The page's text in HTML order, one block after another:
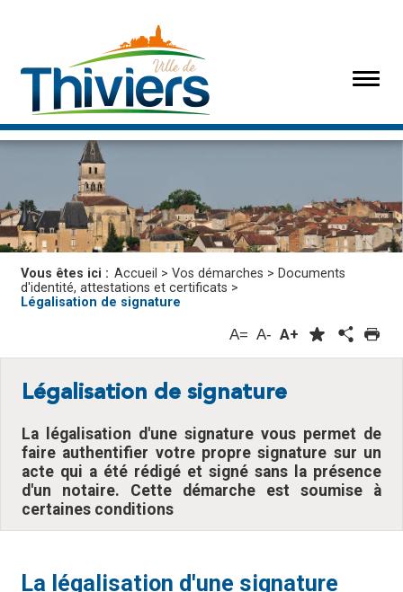
Vous êtes ici : Accueil > Vos démarches > Documents
d'identité, attestations et certificats >
Légalisation de signature
A= A- A+
Légalisation de signature
La légalisation d'une signature vous permet de
faire authentifier votre propre signature sur un
acte qui a été rédigé et signé sans la présence
d'un notaire. Cette démarche est soumise à
certaines conditions
La légalisation d'une signature